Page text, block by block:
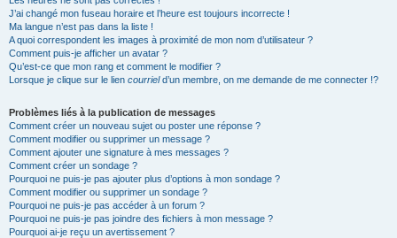
J’ai changé mon fuseau horaire et l’heure est toujours incorrecte !
Ma langue n’est pas dans la liste !
A quoi correspondent les images à proximité de mon nom d’utilisateur ?
Comment puis-je afficher un avatar ?
Qu’est-ce que mon rang et comment le modifier ?
Lorsque je clique sur le lien courrield’un membre, on me demande de me connecter !?
Problèmes liés à la publication de messages
Comment créer un nouveau sujet ou poster une réponse ?
Comment modifier ou supprimer un message ?
Comment ajouter une signature à mes messages ?
Comment créer un sondage ?
Pourquoi ne puis-je pas ajouter plus d’options à mon sondage ?
Comment modifier ou supprimer un sondage ?
Pourquoi ne puis-je pas accéder à un forum ?
Pourquoi ne puis-je pas joindre des fichiers à mon message ?
Pourquoi ai-je reçu un avertissement ?